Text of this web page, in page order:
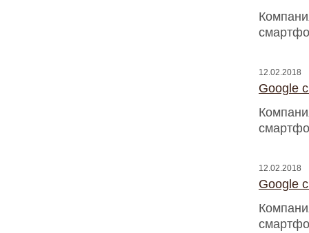
12.02.2018
Google
12.02.2018
Google